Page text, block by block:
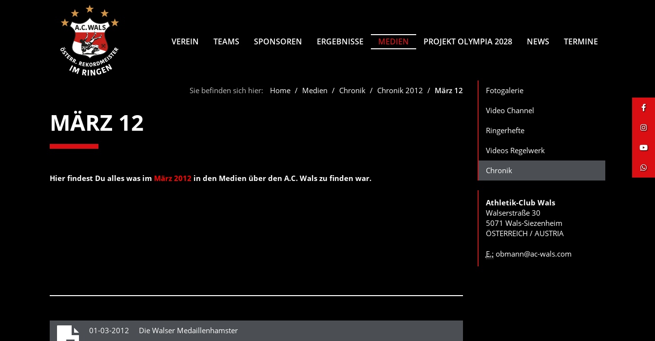
VEREIN TEAMS SPONSOREN ERGEBNISSE MEDIEN PROJEKT OLYMPIA 2028 NEWS TERMINE
Sie befinden sich hier: Home Medien Chronik Chronik 2012 März 12
MÄRZ 12
Hier findest Du alles was im März 2012 in den Medien über den A.C. Wals zu finden war.
01-03-2012 Die Walser Medaillenhamster
Fotogalerie
Video Channel
Ringerhefte
Videos Regelwerk
Chronik
Athletik-Club Wals
Walserstraße 30
5071 Wals-Siezenheim
ÖSTERREICH / AUSTRIA
E.: obmann@ac-wals.com